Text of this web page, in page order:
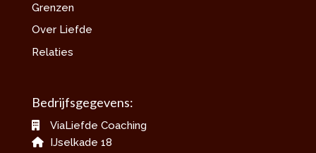
Grenzen
Over Liefde
Relaties
Bedrijfsgegevens:
ViaLiefde Coaching
IJselkade 18